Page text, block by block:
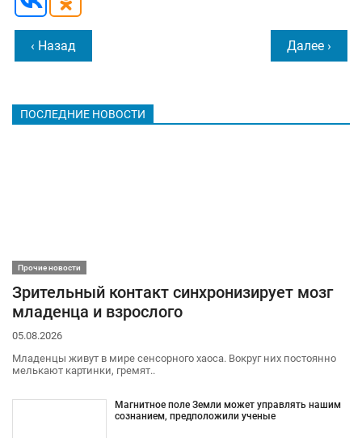
‹ Назад Далее ›
ПОСЛЕДНИЕ НОВОСТИ
Прочие новости
Зрительный контакт синхронизирует мозг
младенца и взрослого
05.08.2026
Младенцы живут в мире сенсорного хаоса. Вокруг них постоянно
мелькают картинки, гремят..
Магнитное поле Земли может управлять нашим
сознанием, предположили ученые